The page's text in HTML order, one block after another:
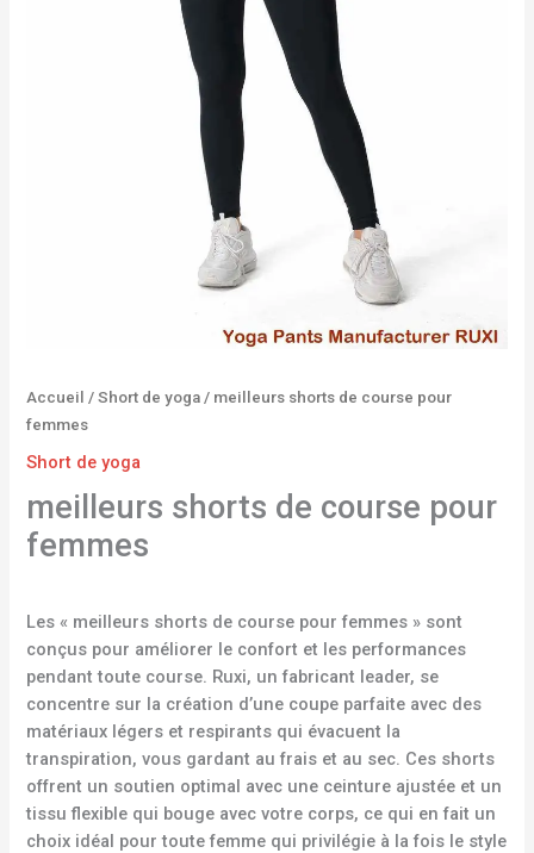
Accueil /Short de yoga / meilleurs shorts de course pour
femmes
Short de yoga
meilleurs shorts de course pour
femmes
Les « meilleurs shorts de course pour femmes » sont
conçus pour améliorer le confort et les performances
pendant toute course. Ruxi, un fabricant leader, se
concentre sur la création d’une coupe parfaite avec des
matériaux légers et respirants qui évacuent la
transpiration, vous gardant au frais et au sec. Ces shorts
offrent un soutien optimal avec une ceinture ajustée et un
tissu flexible qui bouge avec votre corps, ce qui en fait un
choix idéal pour toute femme qui privilégie à la fois le style